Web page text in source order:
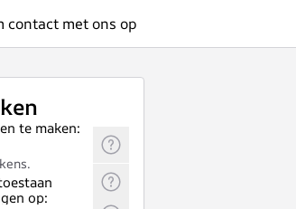
contact met ons op
te maken:
op: